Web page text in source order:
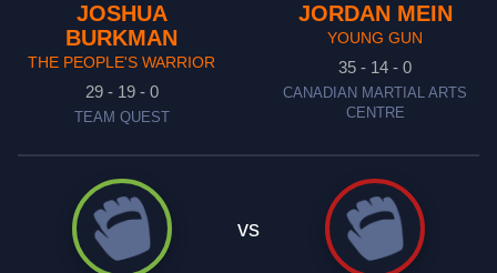
JOSHUA
BURKMAN
THE PEOPLE'S WARRIOR
29 - 19 - 0
TEAM QUEST
JORDAN MEIN
YOUNG GUN
35 - 14 - 0
CANADIAN MARTIAL ARTS
CENTRE
vs